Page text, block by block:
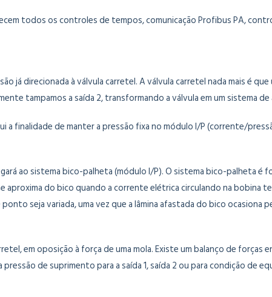
todos os controles de tempos, comunicação Profibus PA,
direcionada à válvula carretel. A válvula carretel nada mais é
tampamos a saída 2, transformando a válvula em um sistema de
a finalidade de manter a pressão fixa no módulo I/P (corrente/
ao sistema bico-palheta (módulo I/P). O sistema bico-palheta
aproxima do bico quando a corrente elétrica circulando na bobina
seja variada, uma vez que a lâmina afastada do bico ocasiona
em oposição à força de uma mola. Existe um balanço de forças
de suprimento para a saída 1, saída 2 ou para condição de